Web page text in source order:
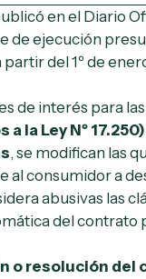
en el Diario
de ejecución
partir del 1º de
de interés para
la Ley Nº 17.250)
, se modifican las
al consumidor a
abusivas las
del contrato
o resolución del